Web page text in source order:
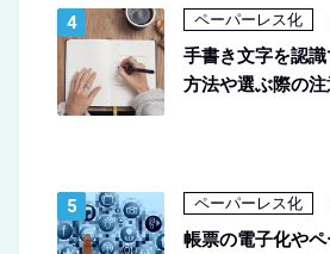
ペーパーレス化
手書き文字を認
方法や選ぶ際の
ペーパーレス化
帳票の電子化や